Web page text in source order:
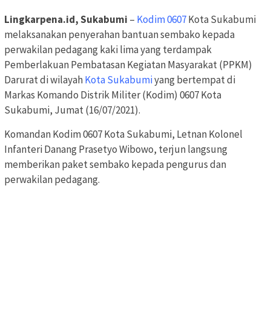
Lingkarpena.id, Sukabumi – Kodim 0607Kota Sukabumi
melaksanakan penyerahan bantuan sembako kepada
perwakilan pedagang kaki lima yang terdampak
Pemberlakuan Pembatasan Kegiatan Masyarakat (PPKM)
Darurat di wilayahKota Sukabumiyang bertempat di
Markas Komando Distrik Militer (Kodim) 0607 Kota
Sukabumi, Jumat (16/07/2021).
Komandan Kodim 0607 Kota Sukabumi, Letnan Kolonel
Infanteri Danang Prasetyo Wibowo, terjun langsung
memberikan paket sembako kepada pengurus dan
perwakilan pedagang.